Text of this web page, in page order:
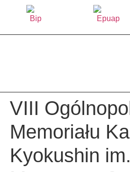
VIII
Memoriału
Kyokushin im.